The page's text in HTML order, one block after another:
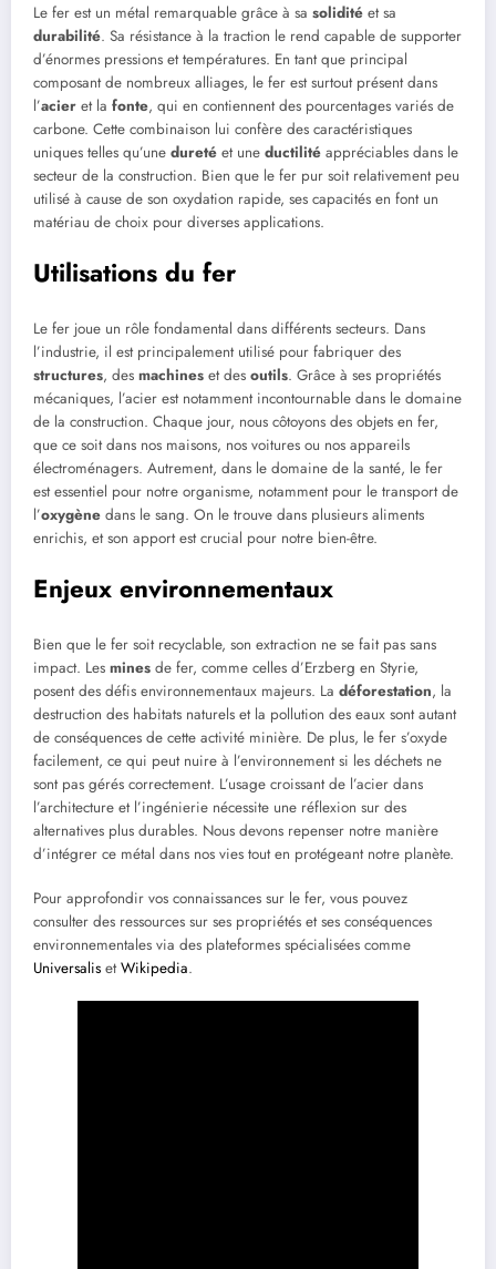
Le fer est un métal remarquable grâce à sa solidité et sa
durabilité. Sa résistance à la traction le rend capable de supporter
d’énormes pressions et températures. En tant que principal
composant de nombreux alliages, le fer est surtout présent dans
l’acier et la fonte, qui en contiennent des pourcentages variés de
carbone. Cette combinaison lui confère des caractéristiques
uniques telles qu’une dureté et une ductilité appréciables dans le
secteur de la construction. Bien que le fer pur soit relativement peu
utilisé à cause de son oxydation rapide, ses capacités en font un
matériau de choix pour diverses applications.
Utilisations du fer
Le fer joue un rôle fondamental dans différents secteurs. Dans
l’industrie, il est principalement utilisé pour fabriquer des
structures, des machines et des outils. Grâce à ses propriétés
mécaniques, l’acier est notamment incontournable dans le domaine
de la construction. Chaque jour, nous côtoyons des objets en fer,
que ce soit dans nos maisons, nos voitures ou nos appareils
électroménagers. Autrement, dans le domaine de la santé, le fer
est essentiel pour notre organisme, notamment pour le transport de
l’oxygène dans le sang. On le trouve dans plusieurs aliments
enrichis, et son apport est crucial pour notre bien-être.
Enjeux environnementaux
Bien que le fer soit recyclable, son extraction ne se fait pas sans
impact. Les mines de fer, comme celles d’Erzberg en Styrie,
posent des défis environnementaux majeurs. La déforestation, la
destruction des habitats naturels et la pollution des eaux sont autant
de conséquences de cette activité minière. De plus, le fer s’oxyde
facilement, ce qui peut nuire à l’environnement si les déchets ne
sont pas gérés correctement. L’usage croissant de l’acier dans
l’architecture et l’ingénierie nécessite une réflexion sur des
alternatives plus durables. Nous devons repenser notre manière
d’intégrer ce métal dans nos vies tout en protégeant notre planète.
Pour approfondir vos connaissances sur le fer, vous pouvez
consulter des ressources sur ses propriétés et ses conséquences
environnementales via des plateformes spécialisées comme
Universalis etWikipedia.